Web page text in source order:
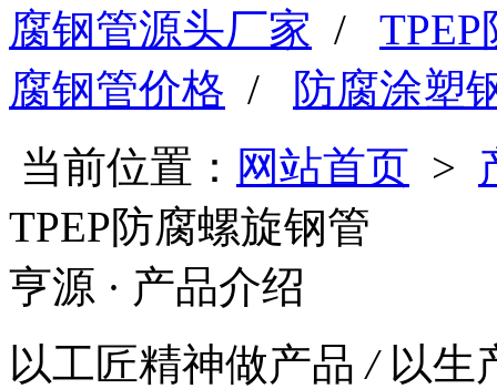
腐钢管源头厂家 /
腐钢管价格 /
防腐涂塑
当前位置： 网站首页 >
TPEP防腐螺旋钢管
亨源 · 产品介绍
以工匠精神做产品/以生